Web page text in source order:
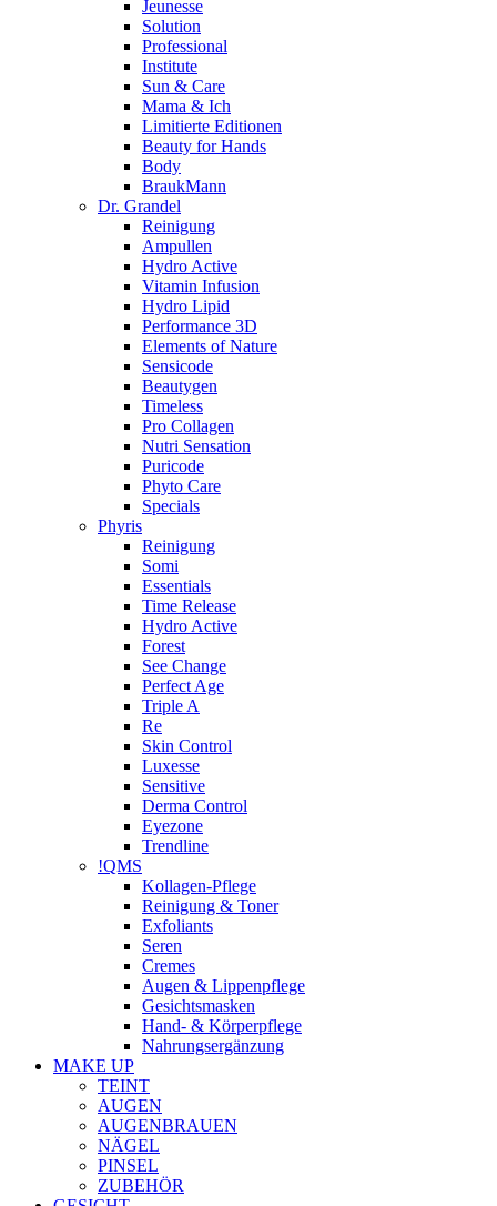
Jeunesse
Solution
Professional
Institute
Sun & Care
Mama & Ich
Limitierte Editionen
Beauty for Hands
Body
BraukMann
Dr. Grandel
Reinigung
Ampullen
Hydro Active
Vitamin Infusion
Hydro Lipid
Performance 3D
Elements of Nature
Sensicode
Beautygen
Timeless
Pro Collagen
Nutri Sensation
Puricode
Phyto Care
Specials
Phyris
Reinigung
Somi
Essentials
Time Release
Hydro Active
Forest
See Change
Perfect Age
Triple A
Re
Skin Control
Luxesse
Sensitive
Derma Control
Eyezone
Trendline
!QMS
Kollagen-Pflege
Reinigung & Toner
Exfoliants
Seren
Cremes
Augen & Lippenpflege
Gesichtsmasken
Hand- & Körperpflege
Nahrungsergänzung
MAKE UP
TEINT
AUGEN
AUGENBRAUEN
NÄGEL
PINSEL
ZUBEHÖR